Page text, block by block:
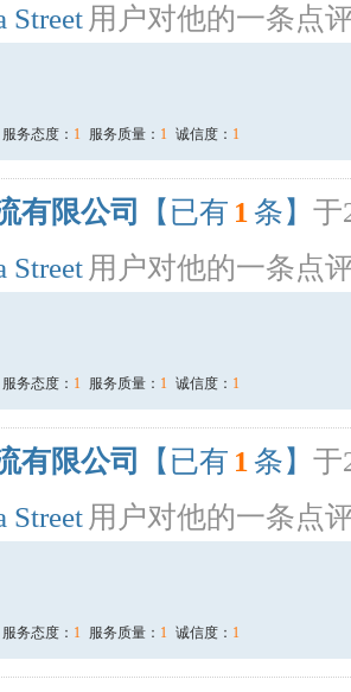
Street 用户对他的一条点
服务态度： 1 服务质量： 1 诚信度： 1
有限公司 【已有 1 条】 于
Street 用户对他的一条点
服务态度： 1 服务质量： 1 诚信度： 1
有限公司 【已有 1 条】 于
Street 用户对他的一条点
服务态度： 1 服务质量： 1 诚信度： 1